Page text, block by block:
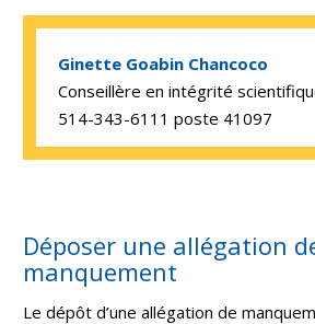
Ginette Goabin Chancoco
Conseillère en intégrité
514-343-6111 poste 41097
Déposer une allégation
manquement
Le dépôt d’une allégation de